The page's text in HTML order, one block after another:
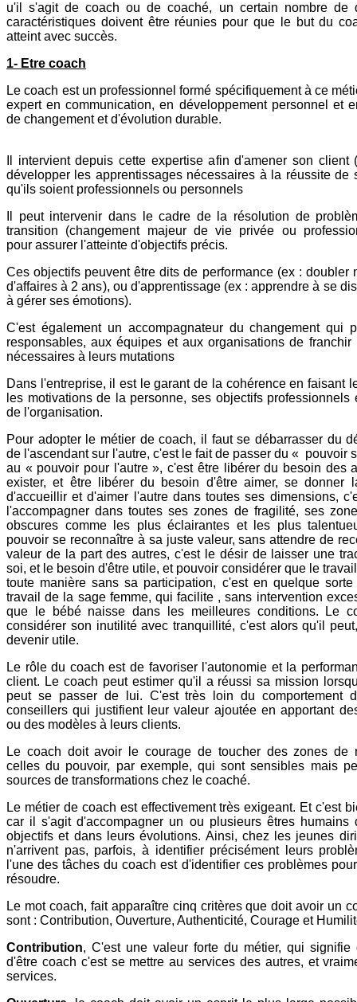
u'il s'agit de coach ou de coaché, un certain nombre de
caractéristiques doivent être réunies pour que le but du
atteint avec succès.
1- Etre coach
Le coach est un professionnel formé spécifiquement à ce
expert en communication, en développement personnel et
de changement et d'évolution durable.
Il intervient depuis cette expertise afin d'amener son client
développer les apprentissages nécessaires à la réussite de
qu'ils soient professionnels ou personnels
Il peut intervenir dans le cadre de la résolution de
transition (changement majeur de vie privée ou
pour assurer l'atteinte d'objectifs précis.
Ces objectifs peuvent être dits de performance (ex : doubler
d'affaires à 2 ans), ou d'apprentissage (ex : apprendre à se
à gérer ses émotions).
C'est également un accompagnateur du changement qui
responsables, aux équipes et aux organisations de franchir
nécessaires à leurs mutations
Dans l'entreprise, il est le garant de la cohérence en faisant
les motivations de la personne, ses objectifs professionnels
de l'organisation.
Pour adopter le métier de coach, il faut se débarrasser du
de l'ascendant sur l'autre, c'est le fait de passer du « pouvoir
au « pouvoir pour l'autre », c'est être libérer du besoin des
exister, et être libérer du besoin d'être aimer, se donner
d'accueillir et d'aimer l'autre dans toutes ses dimensions,
l'accompagner dans toutes ses zones de fragilité, ses
obscures comme les plus éclairantes et les plus
pouvoir se reconnaître à sa juste valeur, sans attendre de
valeur de la part des autres, c'est le désir de laisser une
soi, et le besoin d'être utile, et pouvoir considérer que le
toute manière sans sa participation, c'est en quelque
travail de la sage femme, qui facilite , sans intervention
que le bébé naisse dans les meilleures conditions. Le
considérer son inutilité avec tranquillité, c'est alors qu'il
devenir utile.
Le rôle du coach est de favoriser l'autonomie et la
client. Le coach peut estimer qu'il a réussi sa mission
peut se passer de lui. C'est très loin du comportement
conseillers qui justifient leur valeur ajoutée en apportant
ou des modèles à leurs clients.
Le coach doit avoir le courage de toucher des zones de
celles du pouvoir, par exemple, qui sont sensibles mais
sources de transformations chez le coaché.
Le métier de coach est effectivement très exigeant. Et c'est
car il s'agit d'accompagner un ou plusieurs êtres humains
objectifs et dans leurs évolutions. Ainsi, chez les jeunes
n'arrivent pas, parfois, à identifier précisément leurs
l'une des tâches du coach est d'identifier ces problèmes
résoudre.
Le mot coach, fait apparaître cinq critères que doit avoir un
sont : Contribution, Ouverture, Authenticité, Courage et
Contribution, C'est une valeur forte du métier, qui signifie
d'être coach c'est se mettre au services des autres, et
services.